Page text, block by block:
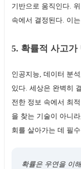
기반으로 움직인다.
속에서 결정된다. 이
5. 확률적 사고가
인공지능, 데이터 분
있다. 세상은 완벽히
전한 정보 속에서 최
을 찾는 기술이 아니
회를 살아가는 데 필
확률은 우연을 이